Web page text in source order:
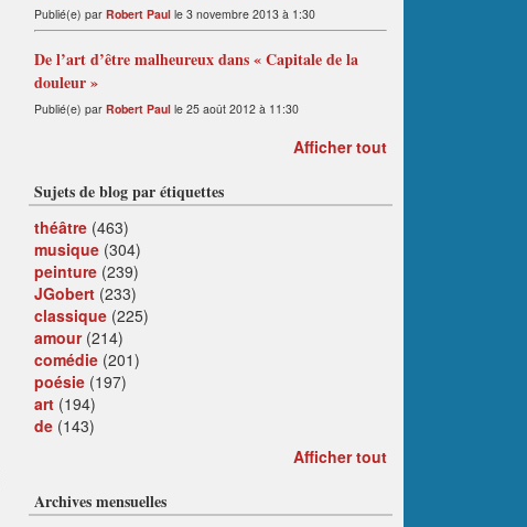
Publié(e) par Robert Paul le 3 novembre 2013 à 1:30
De l’art d’être malheureux dans « Capitale de la
douleur »
Publié(e) par Robert Paul le 25 août 2012 à 11:30
Afficher tout
Sujets de blog par étiquettes
théâtre (463)
musique (304)
peinture (239)
JGobert (233)
classique (225)
amour(214)
comédie (201)
poésie (197)
art (194)
de (143)
Afficher tout
Archives mensuelles